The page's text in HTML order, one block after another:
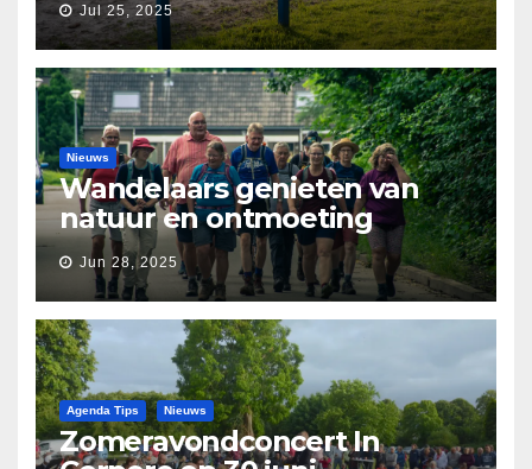
Jul 25, 2025
Nieuws
Wandelaars genieten van
natuur en ontmoeting
tijdens Etapperonde
Pronkjewailpad
Jun 28, 2025
Agenda Tips Nieuws
Zomeravondconcert In